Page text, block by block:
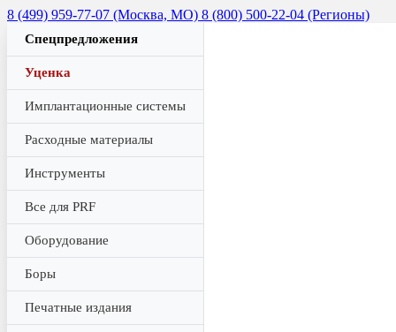
8 (499) 959-77-07 (Москва, МО) 8 (800) 500-22-04 (Регионы)
Спецпредложения
Уценка
Имплантационные системы
Расходные материалы
Инструменты
Все для PRF
Оборудование
Боры
Печатные издания